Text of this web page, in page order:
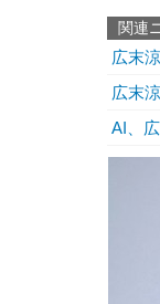
関連
広末
広末
AI、